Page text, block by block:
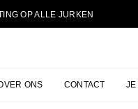
OP ALLE JURKEN
ONS CONTACT JE